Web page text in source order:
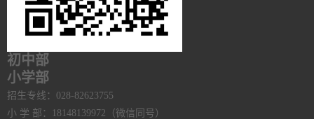
初中部
小学部
招生专线：028-82623755
小 学 部：18148139972（微信同号）